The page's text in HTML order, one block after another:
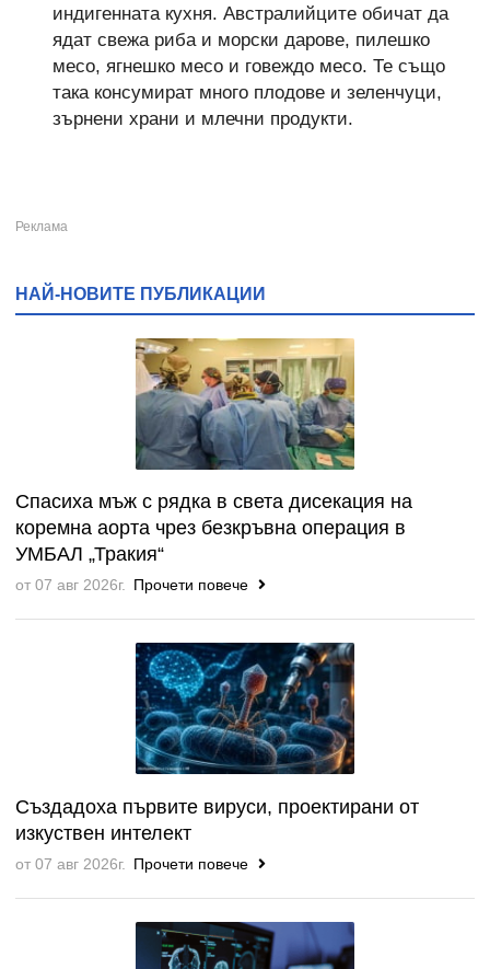
индигенната кухня. Австралийците обичат да
ядат свежа риба и морски дарове, пилешко
месо, ягнешко месо и говеждо месо. Те също
така консумират много плодове и зеленчуци,
зърнени храни и млечни продукти.
НАЙ-НОВИТЕ ПУБЛИКАЦИИ
Спасиха мъж с рядка в света дисекация на
коремна аорта чрез безкръвна операция в
УМБАЛ „Тракия“
от 07 авг 2026г. Прочети повече
Създадоха първите вируси, проектирани от
изкуствен интелект
от 07 авг 2026г. Прочети повече